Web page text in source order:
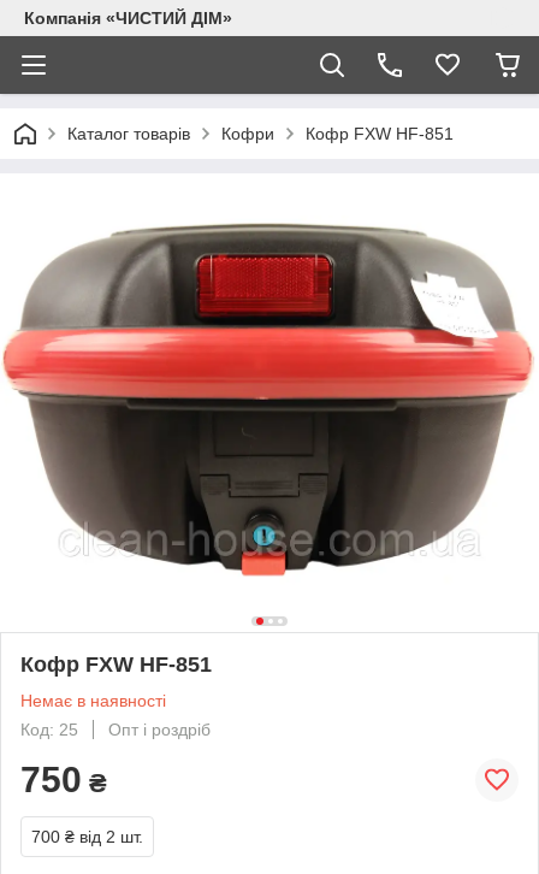
Компанія «ЧИСТИЙ ДІМ»
Каталог товарів Кофри Кофр FXW HF-851
Кофр FXW HF-851
Немає в наявності
Код: 25
Опт і роздріб
750 ₴
700 ₴ від 2 шт.